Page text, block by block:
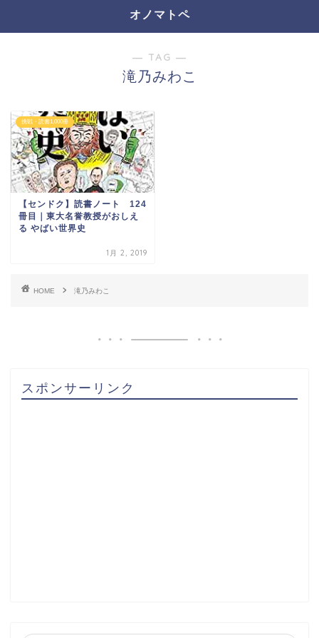
オノマトペ
― TAG ―
滝乃みわこ
挑戦・読書1,000冊
【センドク】読書ノート 124
冊目｜東大名誉教授がおしえ
る やばい世界史
1月 2, 2019
HOME 滝乃みわこ
スポンサーリンク